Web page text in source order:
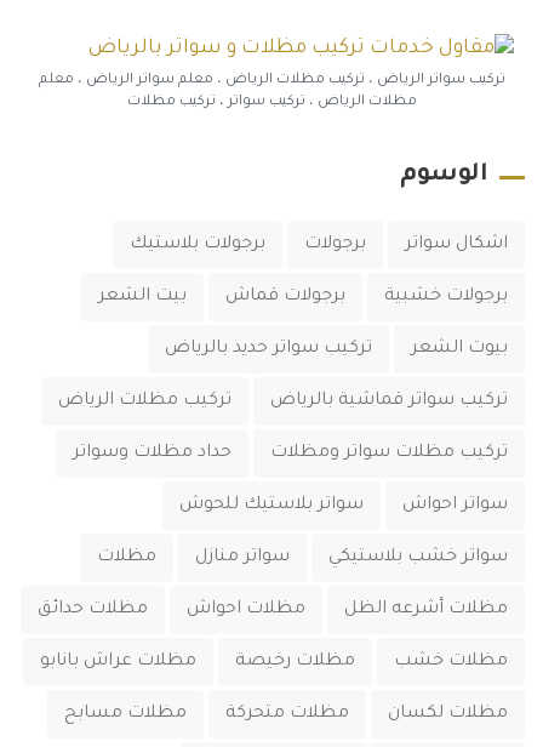
تركيب سواتر الرياض ، تركيب مظلات الرياض ، معلم سواتر الرياض ، معلم
مظلات الرياض ، تركيب سواتر ، تركيب مظلات
الوسوم
اشكال سواتر برجولات برجولات بلاستيك
برجولات خشبية برجولات قماش بيت الشعر
بيوت الشعر تركيب سواتر حديد بالرياض
تركيب سواتر قماشية بالرياض تركيب مظلات الرياض
تركيب مظلات سواتر ومظلات حداد مظلات وسواتر
سواتر احواش سواتر بلاستيك للحوش
سواتر خشب بلاستيكي سواتر منازل مظلات
مظلات أشرعه الظل مظلات احواش مظلات حدائق
مظلات خشب مظلات رخيصة مظلات عراش بانابو
مظلات لكسان مظلات متحركة مظلات مسابح